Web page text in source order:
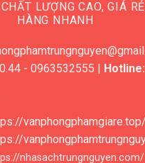
LƯỢNG CAO, GIÁ
HÀNG NHANH
- 0963532555 |
nhasachtrungnguyen.com/